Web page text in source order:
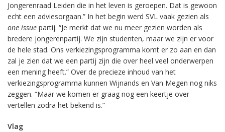
Jongerenraad Leiden die in het leven is geroepen. Dat is gewoon
echt een adviesorgaan.” In het begin werd SVL vaak gezien als
one issue partij. “Je merkt dat we nu meer gezien worden als
bredere jongerenpartij. We zijn studenten, maar we zijn er voor
de hele stad. Ons verkiezingsprogramma komt er zo aan en dan
zal je zien dat we een partij zijn die over heel veel onderwerpen
een mening heeft.” Over de precieze inhoud van het
verkiezingsprogramma kunnen Wijnands en Van Megen nog niks
zeggen. “Maar we komen er graag nog een keertje over
vertellen zodra het bekend is.”
Vlag